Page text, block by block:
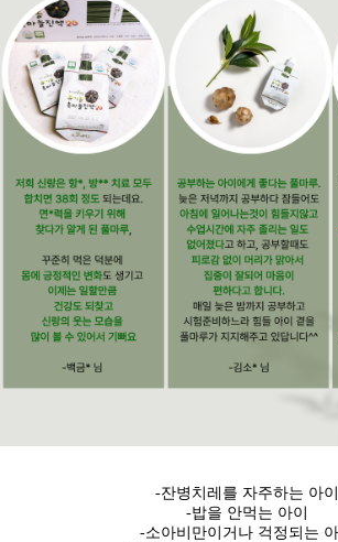
-잔병치레를 자주하는 아이
-밥을 안먹는 아이
-소아비만이거나 걱정되는